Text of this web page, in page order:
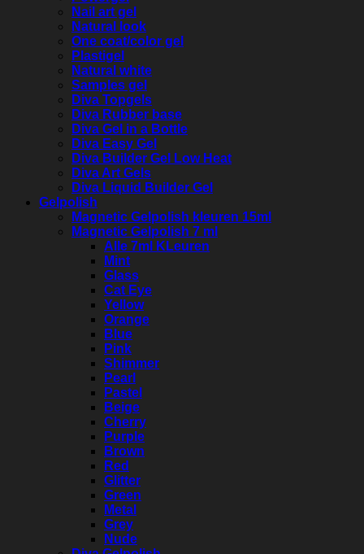
Nail art gel
Natural look
One coat/color gel
Plastigel
Natural white
Samples gel
Diva Topgels
Diva Rubber base
Diva Gel in a Bottle
Diva Easy Gel
Diva Builder Gel Low Heat
Diva Art Gels
Diva Liquid Builder Gel
Gelpolish
Magnetic Gelpolish kleuren 15ml
Magnetic Gelpolish 7 ml
Alle 7ml KLeuren
Mint
Glass
Cat Eye
Yellow
Orange
Blue
Pink
Shimmer
Pearl
Pastel
Beige
Cherry
Purple
Brown
Red
Glitter
Green
Metal
Grey
Nude